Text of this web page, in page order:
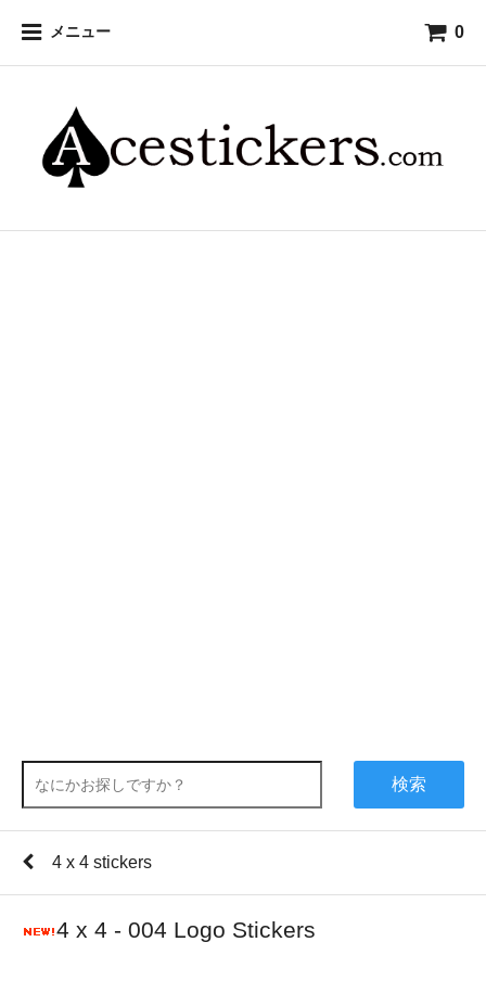
メニュー 0
検索
4 x 4 stickers
4 x 4 - 004 Logo Stickers